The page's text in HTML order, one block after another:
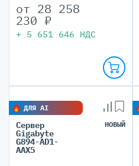
от 28 258
230 ₽
+ 5 651 646 НДС
ДЛЯ AI
Сервер
Gigabyte
G894-AD1-
AAX5
НОВЫЙ